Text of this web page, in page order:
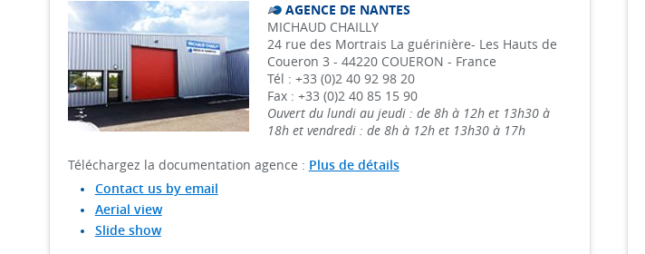
AGENCE DE NANTES
MICHAUD CHAILLY
24 rue des Mortrais La guérinière- Les Hauts de
Coueron 3 - 44220 COUERON - France
Tél : +33 (0)2 40 92 98 20
Fax : +33 (0)2 40 85 15 90
Ouvert du lundi au jeudi : de 8h à 12h et 13h30 à
18h et vendredi : de 8h à 12h et 13h30 à 17h
Téléchargez la documentation agence : Plus de détails
Contact us by email
Aerial view
Slide show